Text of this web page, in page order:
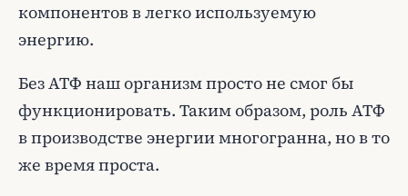
компонентов в легко используемую
энергию.
Без АТФ наш организм просто не смог бы
функционировать. Таким образом, роль АТФ
в производстве энергии многогранна, но в то
же время проста.